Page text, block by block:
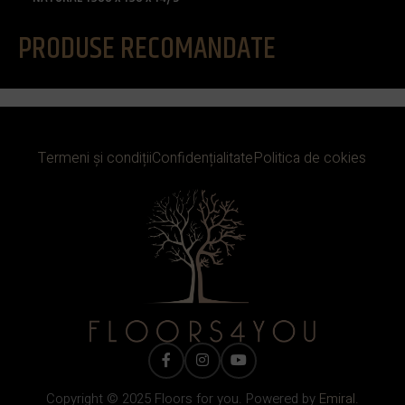
PRODUSE RECOMANDATE
Copyright © 2025 Floors for you. Powered by Emiral.
Termeni și condițiiConfidențialitatePolitica de cokies